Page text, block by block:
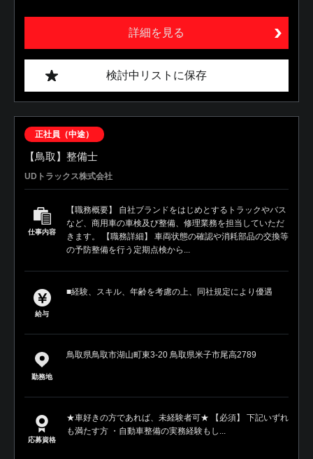
詳細を見る
検討中リストに保存
正社員（中途）
【鳥取】整備士
UDトラックス株式会社
仕事内容
【職務概要】 自社ブランドをはじめとするトラックやバス
など、商用車の車検及び整備、修理業務を担当していただ
きます。 【職務詳細】 車両状態の確認や消耗部品の交換等
の予防整備を行う定期点検から...
給与
■経験、スキル、年齢を考慮の上、同社規定により優遇
勤務地
鳥取県鳥取市湖山町東3-20 鳥取県米子市尾高2789
応募資格
★車好きの方であれば、未経験者可★ 【必須】 下記いずれ
も満たす方 ・自動車整備の実務経験もし...